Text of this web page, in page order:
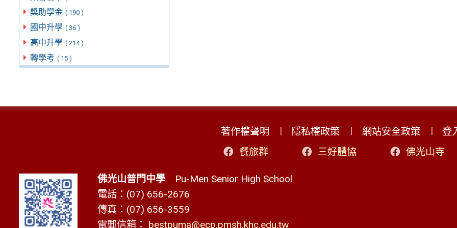
獎助學金 ( 190 )
國中升學 ( 36 )
高中升學 ( 214 )
轉學考 ( 15 )
著作權聲明 隱私權政策 網站安全政策
登
餐旅群
三好體協 佛光山寺
佛光山普門中學Pu-Men Senior High School
電話：(07) 656-2676
傳真：(07) 656-3559
電郵信箱： bestpuma@ecp.pmsh.khc.edu.tw